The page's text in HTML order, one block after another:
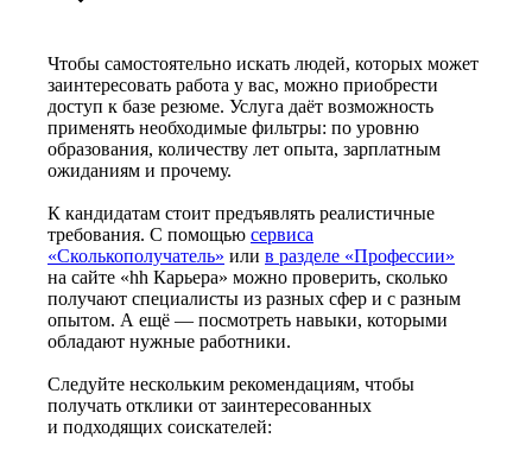
Чтобы самостоятельно искать людей, которых может
заинтересовать работа у вас, можно приобрести
доступ к базе резюме. Услуга даёт возможность
применять необходимые фильтры: по уровню
образования, количеству лет опыта, зарплатным
ожиданиям и прочему.
К кандидатам стоит предъявлять реалистичные
требования. С помощью сервиса
«Сколькополучатель» или в разделе «Профессии»
на сайте «hh Карьера» можно проверить, сколько
получают специалисты из разных сфер и с разным
опытом. А ещё — посмотреть навыки, которыми
обладают нужные работники.
Следуйте нескольким рекомендациям, чтобы
получать отклики от заинтересованных
и подходящих соискателей: